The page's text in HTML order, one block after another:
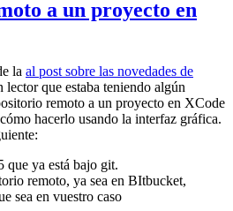
a un proyecto en
la al post sobre las novedades de
lector que estaba teniendo algún
remoto a un proyecto en XCode
hacerlo usando la interfaz gráfica.
ya está bajo git.
remoto, ya sea en BItbucket,
sea en vuestro caso